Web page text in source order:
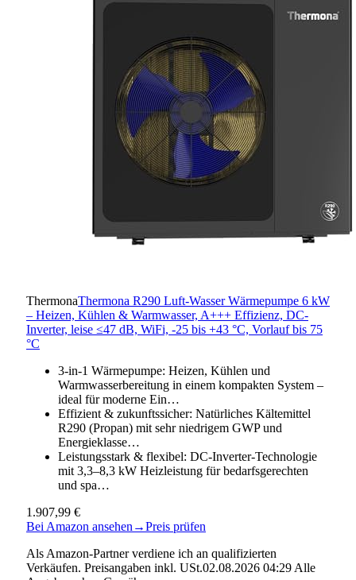
ThermonaThermona R290 Luft-Wasser Wärmepumpe 6 kW
– Heizen, Kühlen & Warmwasser, A+++ Effizienz, DC-
Inverter, leise ≤47 dB, WiFi, -25 bis +43 °C, Vorlauf bis 75
°C
3-in-1 Wärmepumpe: Heizen, Kühlen und
Warmwasserbereitung in einem kompakten System –
ideal für moderne Ein…
Effizient & zukunftssicher: Natürliches Kältemittel
R290 (Propan) mit sehr niedrigem GWP und
Energieklasse…
Leistungsstark & flexibel: DC-Inverter-Technologie
mit 3,3–8,3 kW Heizleistung für bedarfsgerechten
und spa…
1.907,99 €
Bei Amazon ansehen→Preis prüfen
Als Amazon-Partner verdiene ich an qualifizierten
Verkäufen. Preisangaben inkl. USt.02.08.2026 04:29 Alle